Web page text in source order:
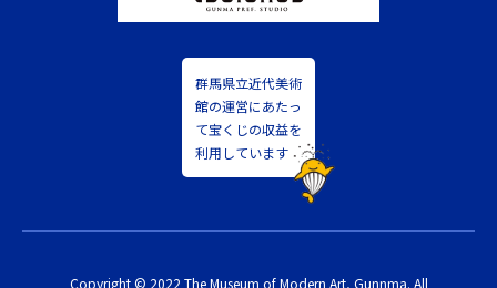
群馬県立近代美術
館の運営にあたっ
て宝くじの収益を
利用しています
Copyright © 2022 The Museum of Modern Art, Gunnma. All